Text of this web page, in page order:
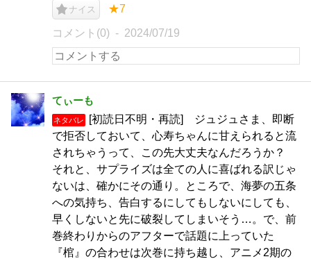
ナイス ★7
コメント(0) 2024/07/19
てぃーも
ネタバレ
[初読日不明・再読] ジュジュさま、即断
で拒否しておいて、心寿ちゃんに甘えられると流
されちゃうって、この先大丈夫なんだろうか？
それと、サプライズは全ての人に喜ばれる訳じゃ
ないは、確かにその通り。ところで、海夢の五条
への気持ち、告白するにしてもしないにしても、
早くしないと先に破裂してしまいそう…。で、前
巻終わりからのアフターで話題に上っていた
『棺』の合わせは次巻に持ち越し、アニメ2期の